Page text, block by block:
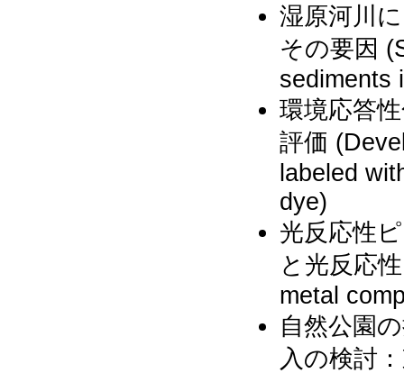
湿原河川
その要因
sediments
環境応答
評価
labeled
dye)
光反応性
と光反応
metal
自然公園
入の検討